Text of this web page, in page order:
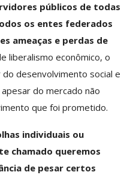
públicos de todas
os entes federados
ameaças e perdas de
liberalismo econômico, o
desenvolvimento social e
do mercado não
que foi prometido.
individuais ou
chamado queremos
de pesar certos